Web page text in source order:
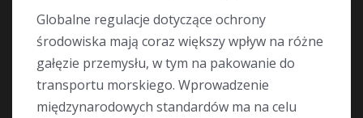
Globalne regulacje dotyczące ochrony
środowiska mają coraz większy wpływ na różne
gałęzie przemysłu, w tym na pakowanie do
transportu morskiego. Wprowadzenie
międzynarodowych standardów ma na celu